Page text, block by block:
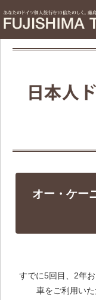
オー・ケー
すでに5回目、2年
車をご利用い